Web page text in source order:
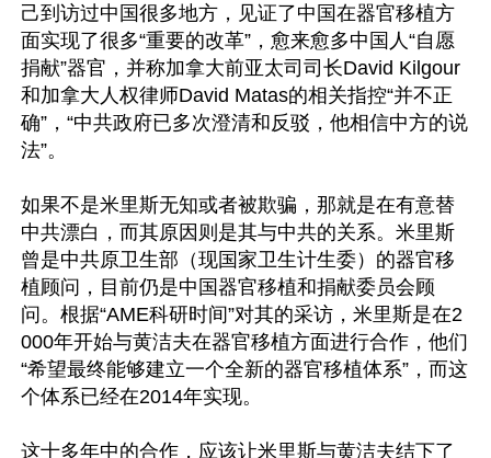
己到访过中国很多地方，见证了中国在器官移植方
面实现了很多“重要的改革”，愈来愈多中国人“自愿
捐献”器官，并称加拿大前亚太司司长David Kilgour
和加拿大人权律师David Matas的相关指控“并不正
确”，“中共政府已多次澄清和反驳，他相信中方的说
法”。
如果不是米里斯无知或者被欺骗，那就是在有意替
中共漂白，而其原因则是其与中共的关系。米里斯
曾是中共原卫生部（现国家卫生计生委）的器官移
植顾问，目前仍是中国器官移植和捐献委员会顾
问。根据“AME科研时间”对其的采访，米里斯是在2
000年开始与黄洁夫在器官移植方面进行合作，他们
“希望最终能够建立一个全新的器官移植体系”，而这
个体系已经在2014年实现。
这十多年中的合作，应该让米里斯与黄洁夫结下了